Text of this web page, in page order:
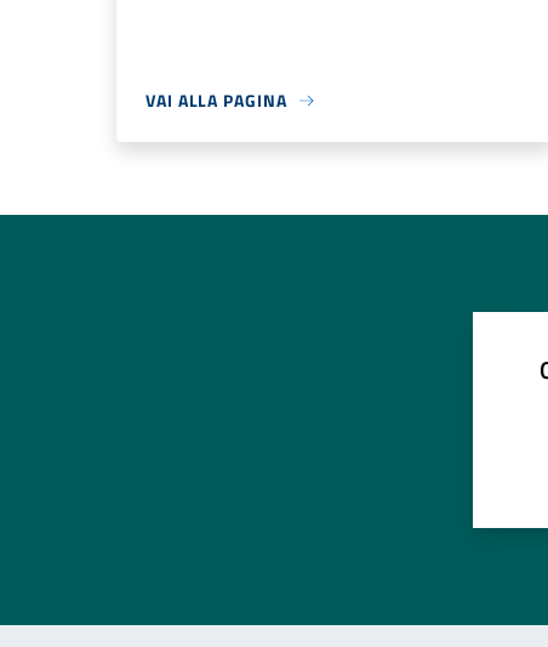
VAI ALLA PAGINA